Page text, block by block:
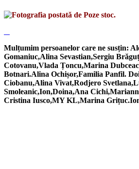
Mulțumim persoanelor care ne susțin:
Gomaniuc,Alina Sevastian,Sergiu
Cotovanu,Vlada Țoncu,Marina
Botnari.Alina Ochișor,Familia Panfil.
Ciobanu,Alina Vivat,Rodjero
Smoleanic,Ion,Doina,Ana
Cristina Iusco,MY KL,Marina